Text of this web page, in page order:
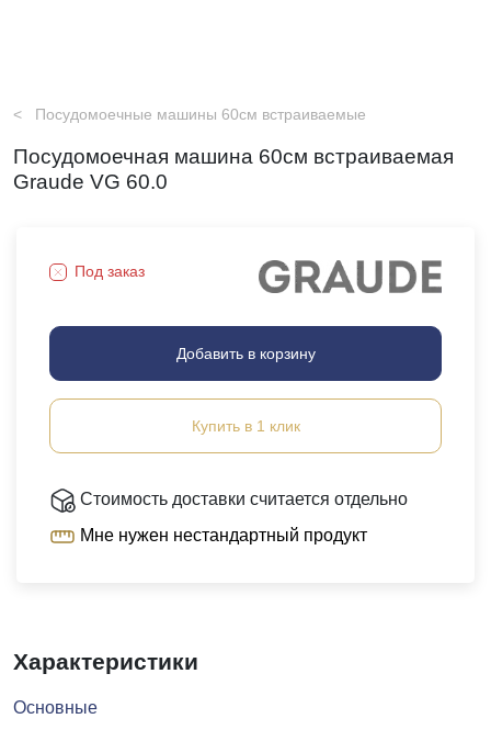
Посудомоечные машины 60см встраиваемые
Посудомоечная машина 60см встраиваемая
Graude VG 60.0
Под заказ
Добавить в корзину
Купить в 1 клик
Стоимость доставки считается отдельно
Мне нужен нестандартный продукт
Характеристики
Основные